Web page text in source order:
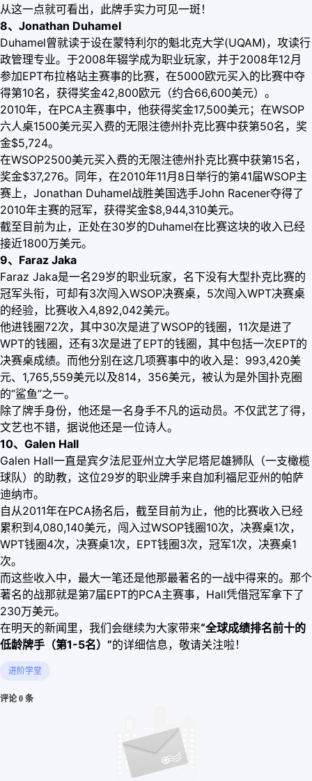
从这一点就可看出，此牌手实力可见一斑！
8、Jonathan Duhamel
Duhamel曾就读于设在蒙特利尔的魁北克大学(UQAM)，攻读行
政管理专业。于2008年辍学成为职业玩家，并于2008年12月
参加EPT布拉格站主赛事的比赛，在5000欧元买入的比赛中夺
得第10名，获得奖金42,800欧元（约合66,600美元）。
2010年，在PCA主赛事中，他获得奖金17,500美元；在WSOP
六人桌1500美元买入费的无限注德州扑克比赛中获第50名，奖
金$5,724。
在WSOP2500美元买入费的无限注德州扑克比赛中获第15名，
奖金$37,276。同年，在2010年11月8日举行的第41届WSOP主
赛上，Jonathan Duhamel战胜美国选手John Racener夺得了
2010年主赛的冠军，获得奖金$8,944,310美元。
截至目前为止，正处在30岁的Duhamel在比赛这块的收入已经
接近1800万美元。
9、Faraz Jaka
Faraz Jaka是一名29岁的职业玩家，名下没有大型扑克比赛的
冠军头衔，可却有3次闯入WSOP决赛桌，5次闯入WPT决赛桌
的经验，比赛收入4,892,042美元。
他进钱圈72次，其中30次是进了WSOP的钱圈，11次是进了
WPT的钱圈，还有3次是进了EPT的钱圈，其中包括一次EPT的
决赛桌成绩。而他分别在这几项赛事中的收入是：993,420美
元、1,765,559美元以及814，356美元，被认为是外国扑克圈
的“鲨鱼”之一。
除了牌手身份，他还是一名身手不凡的运动员。不仅武艺了得，
文艺也不错，据说他还是一位诗人。
10、Galen Hall
Galen Hall一直是宾夕法尼亚州立大学尼塔尼雄狮队（一支橄榄
球队）的助教，这位29岁的职业牌手来自加利福尼亚州的帕萨
迪纳市。
自从2011年在PCA扬名后，截至目前为止，他的比赛收入已经
累积到4,080,140美元，闯入过WSOP钱圈10次，决赛桌1次，
WPT钱圈4次，决赛桌1次，EPT钱圈3次，冠军1次，决赛桌1
次。
而这些收入中，最大一笔还是他那最著名的一战中得来的。那个
著名的战那就是第7届EPT的PCA主赛事，Hall凭借冠军拿下了
230万美元。
在明天的新闻里，我们会继续为大家带来“全球成绩排名前十的
低龄牌手（第1-5名）”的详细信息，敬请关注啦！
进阶学堂
评论 0 条